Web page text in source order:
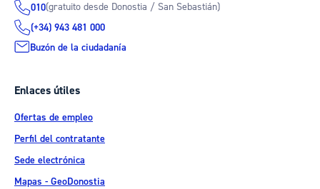
010(gratuito desde Donostia / San Sebastián)
(+34) 943 481 000
Buzón de la ciudadanía
Enlaces útiles
Ofertas de empleo
Perfil del contratante
Sede electrónica
Mapas - GeoDonostia